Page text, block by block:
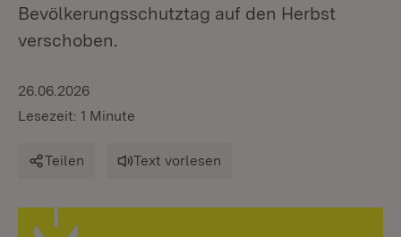
Bevölkerungsschutztag auf den Herbst
verschoben.
26.06.2026
Lesezeit: 1 Minute
Teilen Text vorlesen